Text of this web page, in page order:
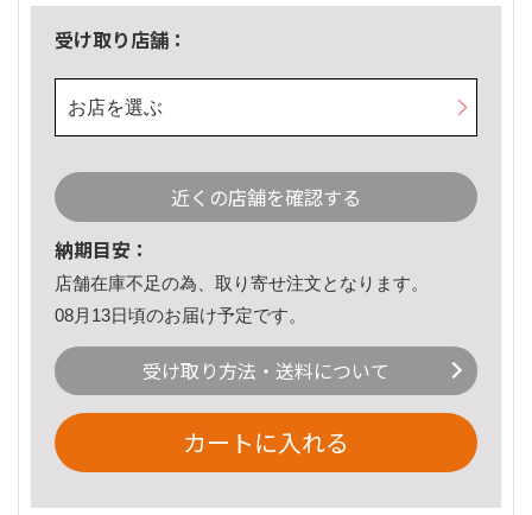
受け取り店舗：
お店を選ぶ
近くの店舗を確認する
納期目安：
店舗在庫不足の為、取り寄せ注文となります。
08月13日頃のお届け予定です。
受け取り方法・送料について
カートに入れる